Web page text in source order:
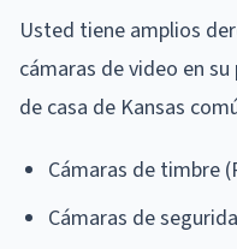
Usted tiene amplios
cámaras de video en
de casa de Kansas
Cámaras de timbre
Cámaras de